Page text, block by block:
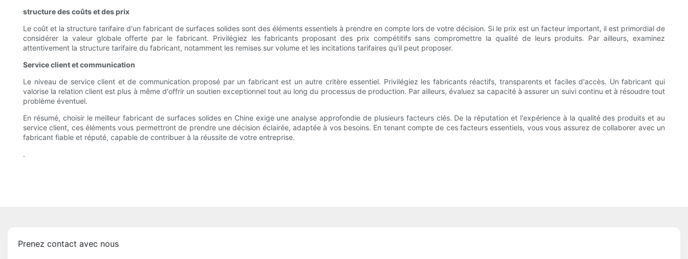
structure des coûts et des prix
Le coût et la structure tarifaire d'un fabricant de surfaces solides sont des éléments essentiels à prendre en compte lors de votre décision. Si le prix est un facteur important, il est primordial de
considérer la valeur globale offerte par le fabricant. Privilégiez les fabricants proposant des prix compétitifs sans compromettre la qualité de leurs produits. Par ailleurs, examinez
attentivement la structure tarifaire du fabricant, notamment les remises sur volume et les incitations tarifaires qu'il peut proposer.
Service client et communication
Le niveau de service client et de communication proposé par un fabricant est un autre critère essentiel. Privilégiez les fabricants réactifs, transparents et faciles d'accès. Un fabricant qui
valorise la relation client est plus à même d'offrir un soutien exceptionnel tout au long du processus de production. Par ailleurs, évaluez sa capacité à assurer un suivi continu et à résoudre tout
problème éventuel.
En résumé, choisir le meilleur fabricant de surfaces solides en Chine exige une analyse approfondie de plusieurs facteurs clés. De la réputation et l'expérience à la qualité des produits et au
service client, ces éléments vous permettront de prendre une décision éclairée, adaptée à vos besoins. En tenant compte de ces facteurs essentiels, vous vous assurez de collaborer avec un
fabricant fiable et réputé, capable de contribuer à la réussite de votre entreprise.
.
Prenez contact avec nous